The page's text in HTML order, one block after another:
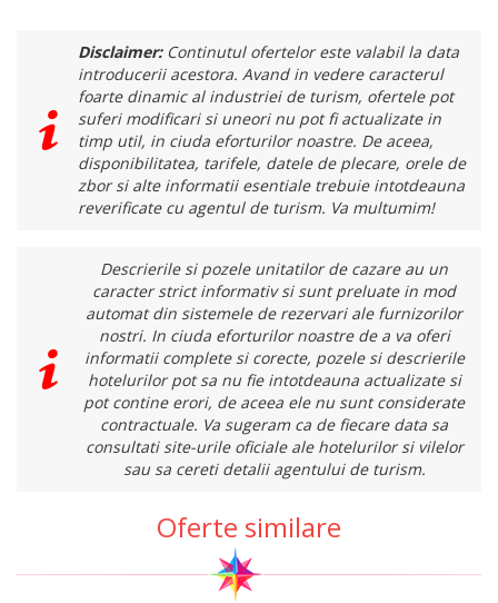
Disclaimer:Continutul ofertelor este valabil la data
introducerii acestora. Avand in vedere caracterul
foarte dinamic al industriei de turism, ofertele pot
suferi modificari si uneori nu pot fi actualizate in
timp util, in ciuda eforturilor noastre. De aceea,
disponibilitatea, tarifele, datele de plecare, orele de
zbor si alte informatii esentiale trebuie intotdeauna
reverificate cu agentul de turism. Va multumim!
Descrierile si pozele unitatilor de cazare au un
caracter strict informativ si sunt preluate in mod
automat din sistemele de rezervari ale furnizorilor
nostri. In ciuda eforturilor noastre de a va oferi
informatii complete si corecte, pozele si descrierile
hotelurilor pot sa nu fie intotdeauna actualizate si
pot contine erori, de aceea ele nu sunt considerate
contractuale. Va sugeram ca de fiecare data sa
consultati site-urile oficiale ale hotelurilor si vilelor
sau sa cereti detalii agentului de turism.
Oferte similare